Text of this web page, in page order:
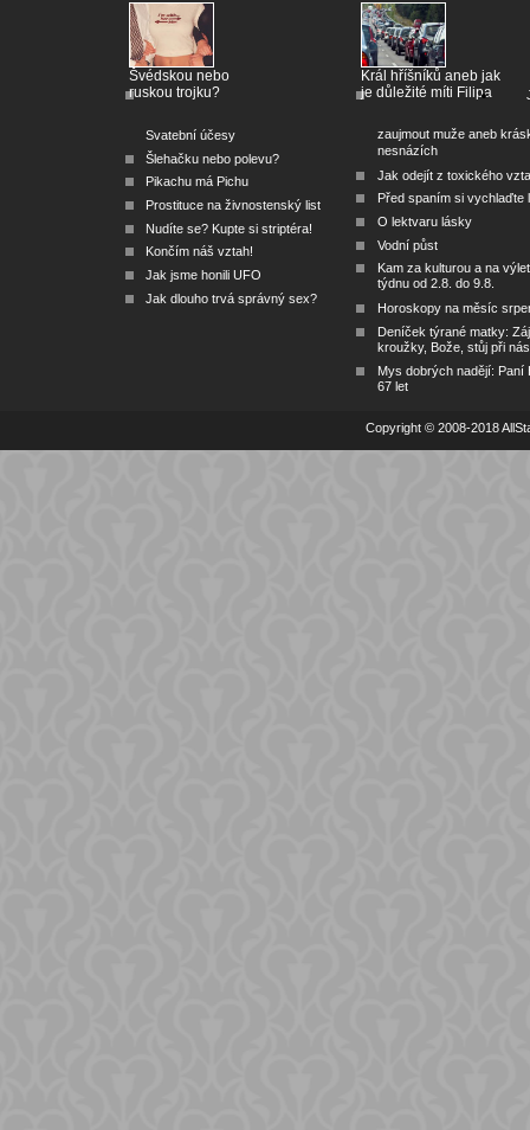
Švédskou nebo
ruskou trojku?
Svatební účesy
Šlehačku nebo polevu?
Pikachu má Pichu
Prostituce na živnostenský list
Nudíte se? Kupte si striptéra!
Končím náš vztah!
Jak jsme honili UFO
Jak dlouho trvá správný sex?
Král hříšníků aneb jak
je důležité míti Filipa
zaujmout muže aneb
nesnázích
Jak odejít z toxického
Před spaním si vychlaďte
O lektvaru lásky
Vodní půst
Kam za kulturou a na
týdnu od 2.8. do 9.8.
Horoskopy na měsíc
Deníček týrané matky:
kroužky, Bože, stůj při nás
Mys dobrých nadějí: Paní
67 let
Copyright © 2008-2018